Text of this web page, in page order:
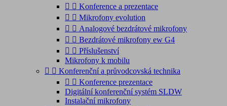
  Konference a prezentace
  Mikrofony evolution
  Analogové bezdrátové mikrofony
  Bezdrátové mikrofony ew G4
  Příslušenství
Mikrofony k mobilu
  Konferenční a průvodcovská technika
  Konference prezentace
Digitální konferenční systém SLDW
Instalační mikrofony